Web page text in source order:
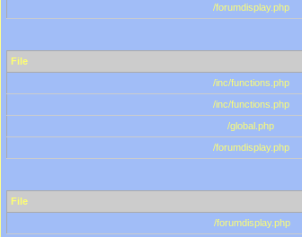
/forumdisplay.php
File
/inc/functions.php
/inc/functions.php
/global.php
/forumdisplay.php
File
/forumdisplay.php